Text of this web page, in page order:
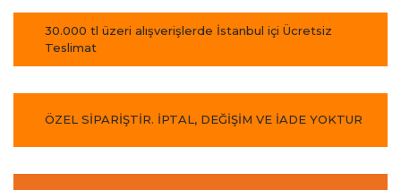
30.000 tl üzeri alışverişlerde İstanbul içi Ücretsiz
Teslimat
ÖZEL SİPARİŞTİR. İPTAL, DEĞİŞİM VE İADE YOKTUR